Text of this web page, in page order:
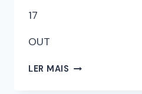
17
OUT
LER MAIS